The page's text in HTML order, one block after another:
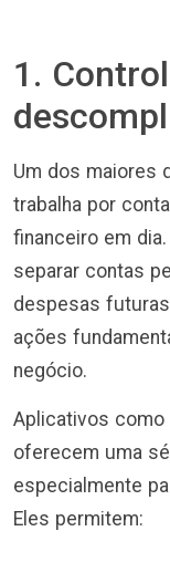
1.
Um dos maiores
trabalha por
financeiro em
separar contas
despesas
ações
negócio.
Aplicativos como
oferecem uma
especialmente
Eles permitem: